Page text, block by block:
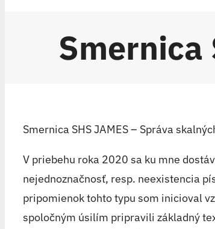
Smernica
Smernica SHS JAMES – Správa
V priebehu roka 2020 sa ku mne
nejednoznačnosť, resp. neexistencia
pripomienok tohto typu som inicioval
spoločným úsilím pripravili základný